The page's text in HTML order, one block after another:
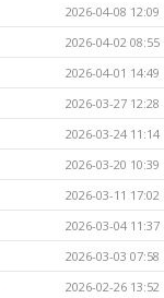
2026-04-08 12:09
2026-04-02 08:55
2026-04-01 14:49
2026-03-27 12:28
2026-03-24 11:14
2026-03-20 10:39
2026-03-11 17:02
2026-03-04 11:37
2026-03-03 07:58
2026-02-26 13:52